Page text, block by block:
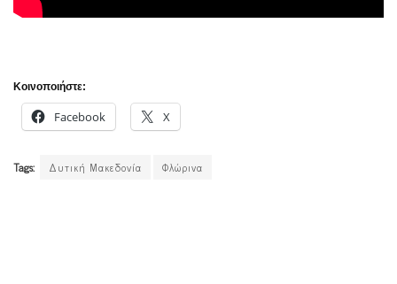
Κοινοποιήστε:
Facebook X
Tags: Δυτική Μακεδονία Φλώρινα